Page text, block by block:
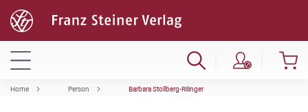
Home Person Barbara Stollberg-Rilinger